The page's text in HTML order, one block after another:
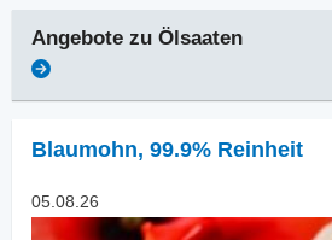
Angebote zu Ölsaaten
Blaumohn, 99.9% Reinheit
05.08.26